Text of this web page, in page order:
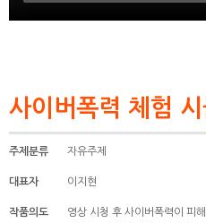
사이버폭력 체험
주제분류 자유주제
대표자 이지현
작품의도
영상 시청 후 사이버폭력이 피